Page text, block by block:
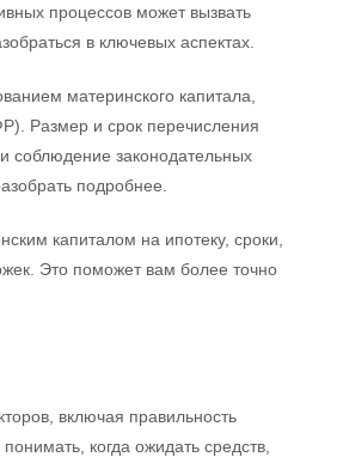
процессов может вызвать
в ключевых аспектах.
материнского капитала,
Размер и срок перечисления
соблюдение законодательных
подробнее.
капиталом на ипотеку, сроки,
Это поможет вам более точно
включая правильность
когда ожидать средств,